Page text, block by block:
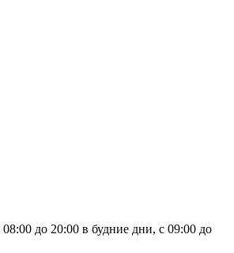
до 20:00 в будние дни, с 09:00 до